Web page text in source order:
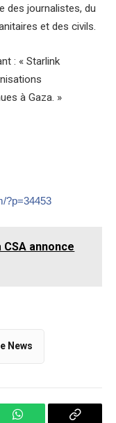
des journalistes, du
et des civils.
: « Starlink
à Gaza. »
?p=34453
annonce
News